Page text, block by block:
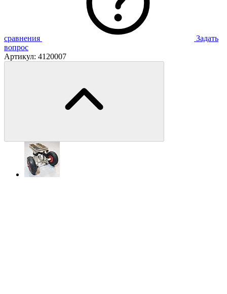
сравнения
Задать
вопрос
Артикул: 4120007